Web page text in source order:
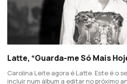
Latte, “Guarda-me Só Mais
Carolina Leite agora é Latte. Este é o
incluir num álbum a editar no próximo